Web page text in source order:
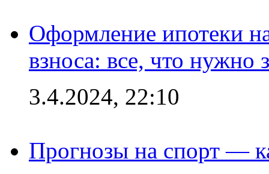
Оформление ипотеки
взноса: все, что нужно
3.4.2024, 22:10
Прогнозы на спорт —